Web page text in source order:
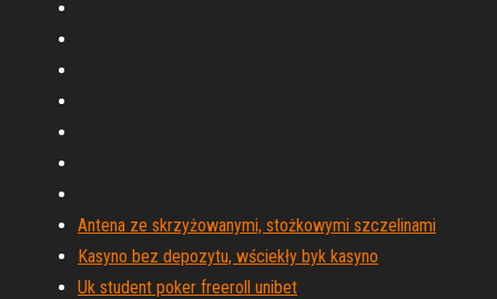
Antena ze skrzyżowanymi, stożkowymi szczelinami
Kasyno bez depozytu, wściekły byk kasyno
Uk student poker freeroll unibet